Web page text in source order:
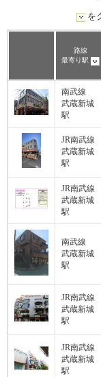
を
路線
最寄り駅
南武線
武蔵新城
駅
JR南武線
武蔵新城
駅
JR南武線
武蔵新城
駅
南武線
武蔵新城
駅
JR南武線
武蔵新城
駅
JR南武線
武蔵新城
駅